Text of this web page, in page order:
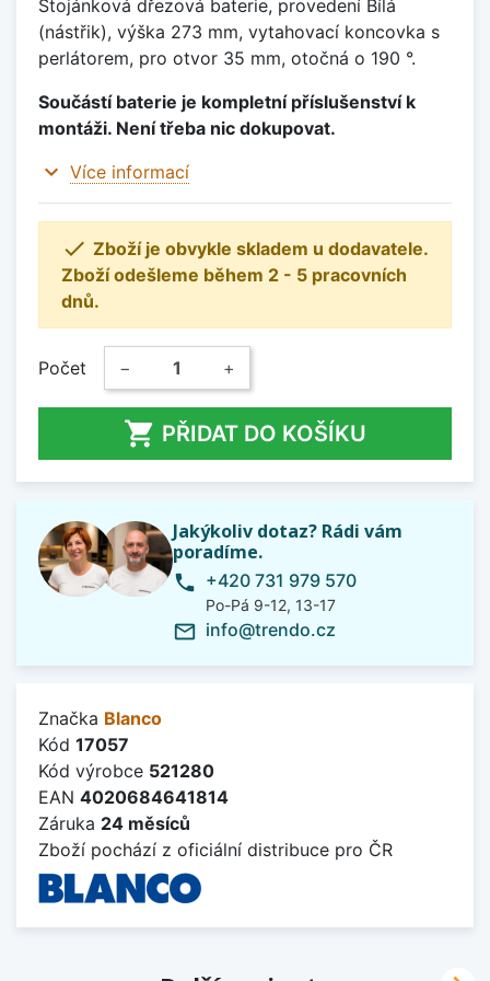
Stojánková dřezová baterie, provedení Bílá
(nástřik), výška 273 mm, vytahovací koncovka s
perlátorem, pro otvor 35 mm, otočná o 190 °.
Součástí baterie je kompletní příslušenství k
montáži. Není třeba nic dokupovat.
expand_more Více informací
 Zboží je obvykle skladem u dodavatele.
Zboží odešleme během 2 - 5 pracovních
dnů.
Počet − +
 PŘIDAT DO KOŠÍKU
Jakýkoliv dotaz? Rádi vám
poradíme.
phone +420 731 979 570
Po-Pá 9-12, 13-17
mail_outline info@trendo.cz
Značka Blanco
Kód 17057
Kód výrobce 521280
EAN 4020684641814
Záruka 24 měsíců
Zboží pochází z oficiální distribuce pro ČR